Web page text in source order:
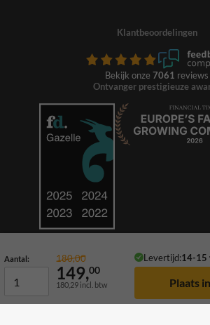
Aantal: 180,00 Levertijd:14-15
149,00
180,29 incl. btw
Klantbeoordelingen
Bekijk onze 7061 reviews
Ontvanger prestigieuze
© 2026 TrafficSupply. Alle rechten